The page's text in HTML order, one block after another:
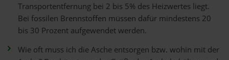
Transportentfernung bei 2 bis 5% des Heizwertes liegt.
Bei fossilen Brennstoffen müssen dafür mindestens 20
bis 30 Prozent aufgewendet werden.
Wie oft muss ich die Asche entsorgen bzw. wohin mit der